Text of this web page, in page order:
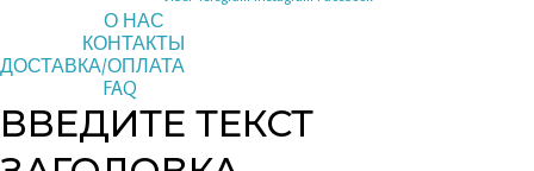
О НАС
КОНТАКТЫ
ДОСТАВКА/ОПЛАТА
FAQ
ВВЕДИТЕ ТЕКСТ